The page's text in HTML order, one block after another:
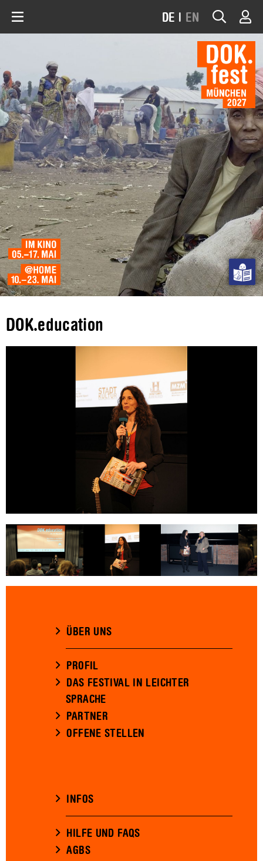
DE | EN
DOK.education
ÜBER UNS
PROFIL
DAS FESTIVAL IN LEICHTER
SPRACHE
PARTNER
OFFENE STELLEN
INFOS
HILFE UND FAQS
AGBS